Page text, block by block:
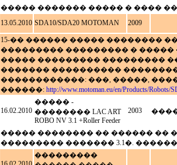
����� ������� ����� � ����
13.05.2010 SDA10/SDA20 MOTOMAN 2009
15-�� ������ ����� ��������
��������� ��������� � �����
����� ��������� ���������
������� ����������
������������: ���, �����,
������: http://www.motoman.eu/en/Products/Robots/
16.02.2010
����� -
�������� LAC ART
ROBO NV 3.1 +Roller Feeder
2003
����� �������� �� ������ ��
��������� ������� 3.1�.
���������